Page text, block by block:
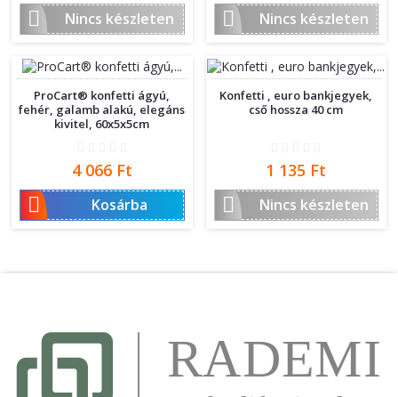
 Nincs készleten  Nincs készleten
ProCart® konfetti ágyú,
fehér, galamb alakú, elegáns
kivitel, 60x5x5cm
Ár
4 066 Ft
 Kosárba
Konfetti , euro bankjegyek,
cső hossza 40 cm
Ár
1 135 Ft
 Nincs készleten